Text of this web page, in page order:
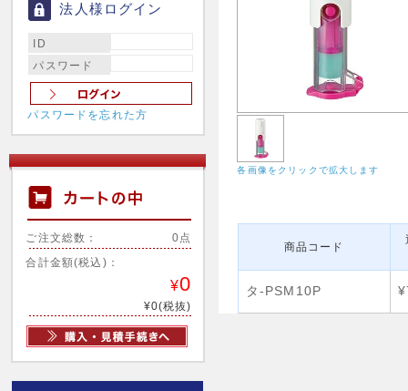
法人様ログイン
ID
パスワード
パスワードを忘れた方
ご注文総数： 0点
合計金額(税込)：
¥0
¥0(税抜)
各画像をクリックで拡大します
商品コード
タ-PSM10P